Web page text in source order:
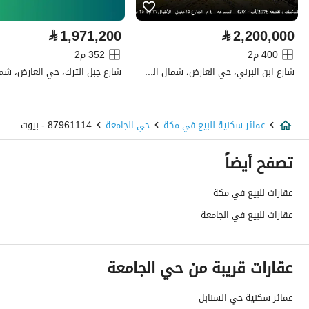
كهرباء
نعم
صرف صحي
هاتف
نعم
تفاصيل اضافية
عمر العقار
عرض الشارع
رقم المخطط
1 / 21 / 5ب / أ
رقم صك الملكية
320108023122
⃁2,200,000
400 م2
شارع ابن البرني، حي العارض، شمال الرياض، الرياض
⃁1,971,200
352 م2
عمائر سكنية للبيع في مكة حي الجامعة 87961114 - بيوت
تصفح أيضاً
عقارات للبيع في مكة
عقارات للبيع في الجامعة
عقارات قريبة من حي الجامعة
عمائر سكنية حي السنابل